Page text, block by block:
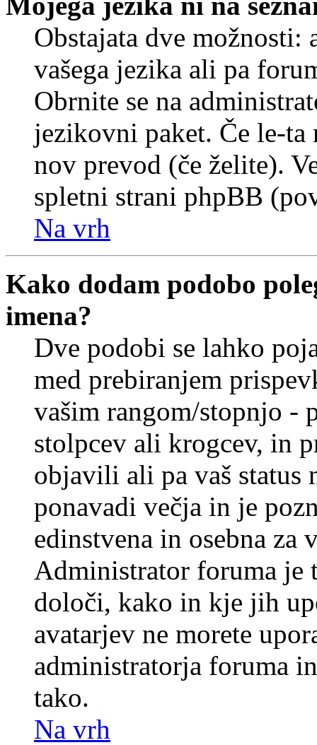
Obstajata dve
vašega jezika ali pa
Obrnite se na
jezikovni paket. Če le-ta
nov prevod (če želite).
spletni strani phpBB
Na vrh
Kako dodam podobo
imena?
Dve podobi se lahko
med prebiranjem
vašim rangom/stopnjo -
stolpcev ali krogcev, in
objavili ali pa vaš status
ponavadi večja in je
edinstvena in osebna za
Administrator foruma je
določi, kako in kje jih
avatarjev ne morete
administratorja foruma
tako.
Na vrh